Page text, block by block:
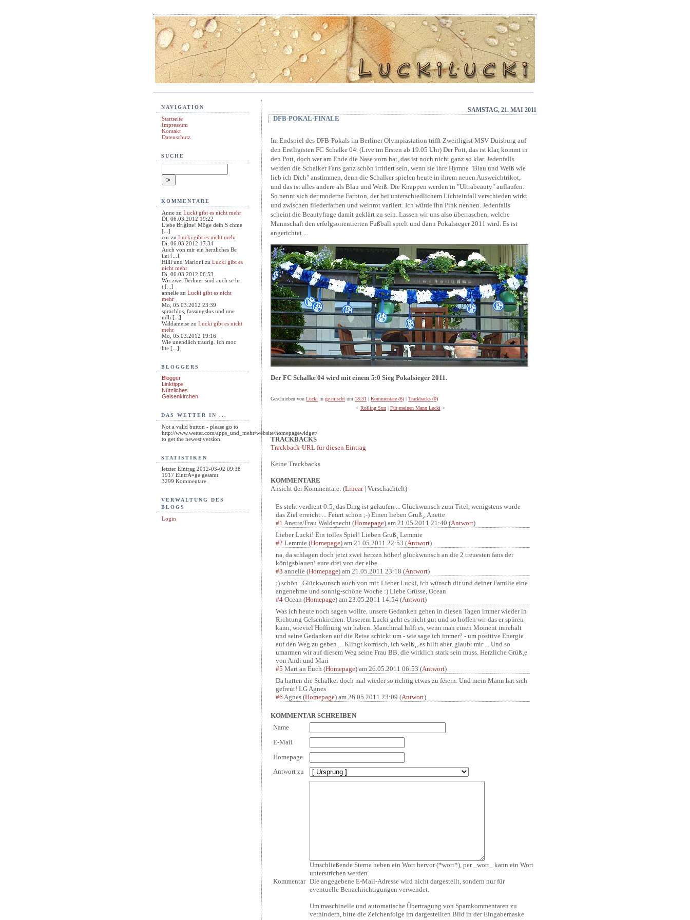
NAVIGATION
Startseite
Impressum
Kontakt
Datenschutz
SUCHE
KOMMENTARE
Anne zu Lucki gibt es nicht mehr
Di, 06.03.2012 19:22
Liebe Brigitte! Möge dein S chme
[...]
cor zu Lucki gibt es nicht mehr
Di, 06.03.2012 17:34
Auch von mir ein herzliches Be
ilei [...]
Hilli und Marloni zu Lucki gibt es
nicht mehr
Di, 06.03.2012 06:53
Wir zwei Berliner sind auch se hr
t [...]
annelie zu Lucki gibt es nicht
mehr
Mo, 05.03.2012 23:39
sprachlos, fassungslos und une
ndli [...]
Waldameise zu Lucki gibt es nicht
mehr
Mo, 05.03.2012 19:16
Wie unendlich traurig. Ich moc
hte [...]
BLOGGERS
Blogger
Linktipps
Nützliches
Gelsenkirchen
DAS WETTER IN ...
Not a valid button - please go to
http://www.wetter.com/apps_und_mehr/website/homepagewidget/
to get the newest version.
STATISTIKEN
letzter Eintrag 2012-03-02 09:38
1917 EintrÃ¤ge gesamt
3299 Kommentare
VERWALTUNG DES
BLOGS
Login
SAMSTAG, 21. MAI 2011
DFB-POKAL-FINALE
Im Endspiel des DFB-Pokals im Berliner Olympiastation trifft Zweitligist MSV Duisburg auf
den Erstligisten FC Schalke 04. (Live im Ersten ab 19.05 Uhr) Der Pott, das ist klar, kommt in
den Pott, doch wer am Ende die Nase vorn hat, das ist noch nicht ganz so klar. Jedenfalls
werden die Schalker Fans ganz schön irritiert sein, wenn sie ihre Hymne "Blau und Weiß wie
lieb ich Dich" anstimmen, denn die Schalker spielen heute in ihrem neuen Ausweichtrikot,
und das ist alles andere als Blau und Weiß. Die Knappen werden in "Ultrabeauty" auflaufen.
So nennt sich der moderne Farbton, der bei unterschiedlichem Lichteinfall verschieden wirkt
und zwischen fliederfarben und weinrot variiert. Ich würde ihn Pink nennen. Jedenfalls
scheint die Beautyfrage damit geklärt zu sein. Lassen wir uns also überraschen, welche
Mannschaft den erfolgsorientierten Fußball spielt und dann Pokalsieger 2011 wird. Es ist
angerichtet ...
Der FC Schalke 04 wird mit einem 5:0 Sieg Pokalsieger 2011.
Geschrieben vonLucki inge.mischt um 18:31 |Kommentare (6) |Trackbacks (0)
< Rolling Sun | Für meinen Mann Lucki >
TRACKBACKS
Trackback-URL für diesen Eintrag
Keine Trackbacks
KOMMENTARE
Ansicht der Kommentare: (Linear| Verschachtelt)
Es steht verdient 0:5, das Ding ist gelaufen ... Glückwunsch zum Titel, wenigstens wurde
das Ziel erreicht ... Feiert schön ;-) Einen lieben Gruß¸, Anette
#1 Anette/Frau Waldspecht(Homepage) am21.05.2011 21:40 (Antwort)
Lieber Lucki! Ein tolles Spiel! Lieben Gruß¸ Lemmie
#2 Lemmie(Homepage) am21.05.2011 22:53 (Antwort)
na, da schlagen doch jetzt zwei herzen höher! glückwunsch an die 2 treuesten fans der
königsblauen! eure drei von der elbe...
#3 annelie(Homepage) am21.05.2011 23:18 (Antwort)
:) schön ..Glückwunsch auch von mir. Lieber Lucki, ich wünsch dir und deiner Familie eine
angenehme und sonnig-schöne Woche :) Liebe Grüsse, Ocean
#4 Ocean(Homepage) am23.05.2011 14:54 (Antwort)
Was ich heute noch sagen wollte, unsere Gedanken gehen in diesen Tagen immer wieder in
Richtung Gelsenkirchen. Unserem Lucki geht es nicht gut und so hoffen wir das er spüren
kann, wieviel Hoffnung wir haben. Manchmal hilft es, wenn man einen Moment innehält
und seine Gedanken auf die Reise schickt um - wie sage ich immer? - um positive Energie
auf den Weg zu geben ... Klingt komisch, ich weiß¸, es hilft aber, glaubt mir ... Und so
umarmen wir auf diesem Weg seine Frau BB, die wirklich stark sein muss. Herzliche Grüß¸e
von Andi und Mari
#5 Mari an Euch(Homepage) am26.05.2011 06:53 (Antwort)
Da hatten die Schalker doch mal wieder so richtig etwas zu feiern. Und mein Mann hat sich
gefreut! LG Agnes
#6 Agnes(Homepage) am26.05.2011 23:09 (Antwort)
KOMMENTAR SCHREIBEN
Name
E-Mail
Homepage
Antwort zu
Kommentar
Umschließende Sterne heben ein Wort hervor (*wort*), per _wort_ kann ein Wort
unterstrichen werden.
Die angegebene E-Mail-Adresse wird nicht dargestellt, sondern nur für
eventuelle Benachrichtigungen verwendet.
Um maschinelle und automatische Übertragung von Spamkommentaren zu
verhindern, bitte die Zeichenfolge im dargestellten Bild in der Eingabemaske